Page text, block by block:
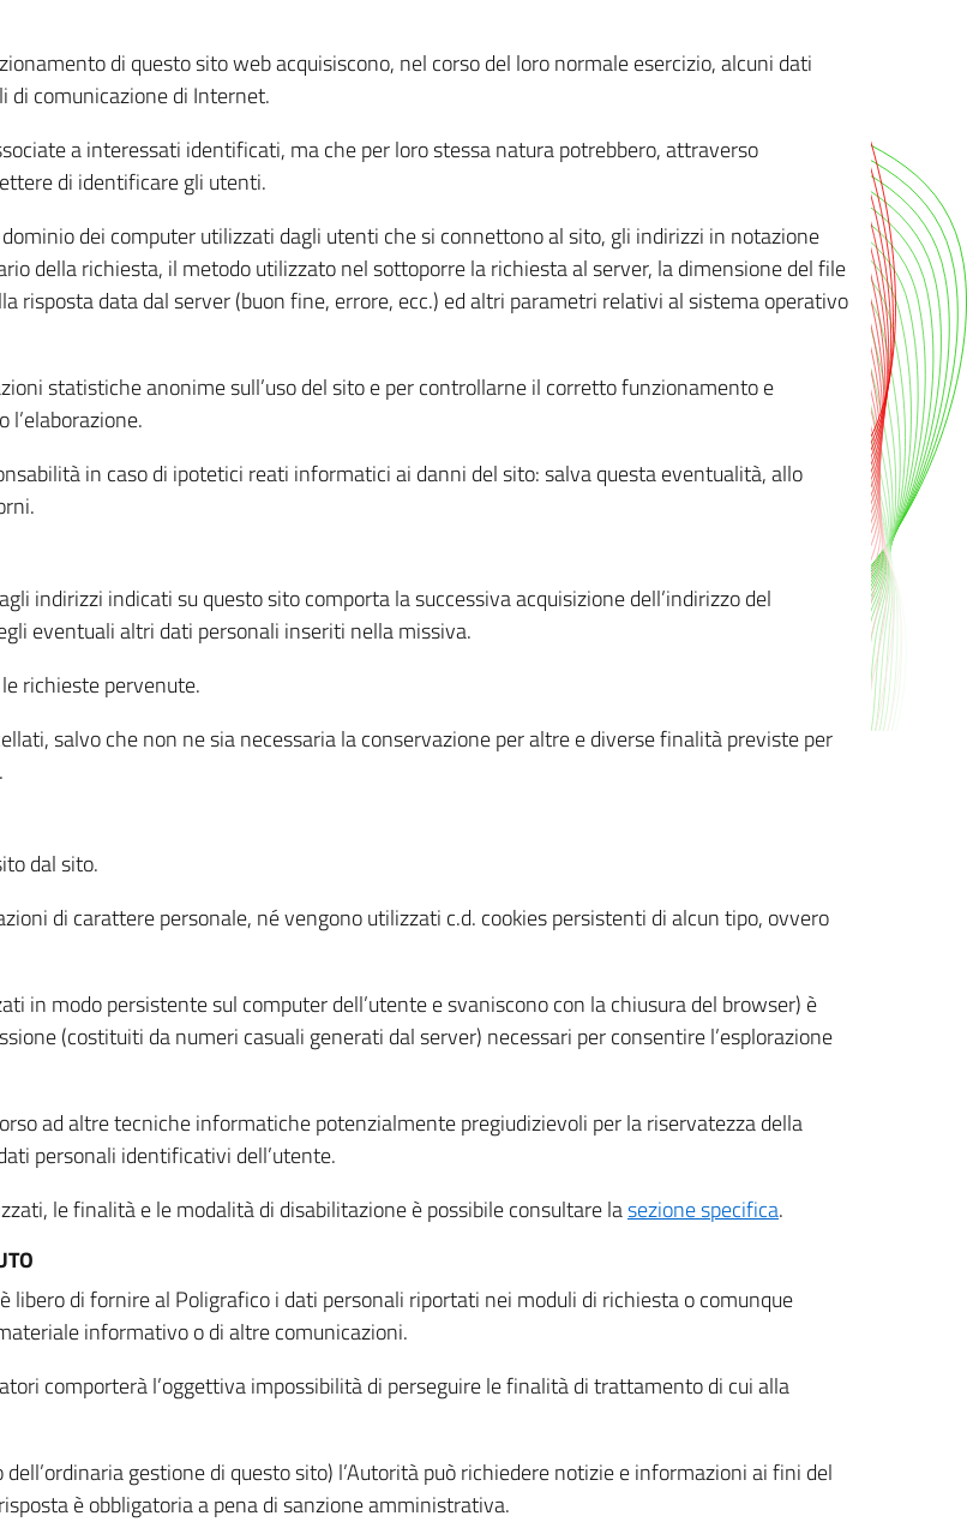
di questo sito web acquisiscono, nel corso del loro normale esercizio, alcuni dati
di comunicazione di Internet.
a interessati identificati, ma che per loro stessa natura potrebbero, attraverso
di identificare gli utenti.
dei computer utilizzati dagli utenti che si connettono al sito, gli indirizzi in notazione
della richiesta, il metodo utilizzato nel sottoporre la richiesta al server, la dimensione del file
risposta data dal server (buon fine, errore, ecc.) ed altri parametri relativi al sistema operativo
statistiche anonime sull’uso del sito e per controllarne il corretto funzionamento e
in caso di ipotetici reati informatici ai danni del sito: salva questa eventualità, allo
indirizzi indicati su questo sito comporta la successiva acquisizione dell’indirizzo del
eventuali altri dati personali inseriti nella missiva.
richieste pervenute.
salvo che non ne sia necessaria la conservazione per altre e diverse finalità previste per
dal sito.
di carattere personale, né vengono utilizzati c.d. cookies persistenti di alcun tipo, ovvero
in modo persistente sul computer dell’utente e svaniscono con la chiusura del browser) è
(costituiti da numeri casuali generati dal server) necessari per consentire l’esplorazione
ad altre tecniche informatiche potenzialmente pregiudizievoli per la riservatezza della
personali identificativi dell’utente.
le finalità e le modalità di disabilitazione è possibile consultare lasezione specifica.
libero di fornire al Poligrafico i dati personali riportati nei moduli di richiesta o comunque
informativo o di altre comunicazioni.
comporterà l’oggettiva impossibilità di perseguire le finalità di trattamento di cui alla
gestione di questo sito) l’Autorità può richiedere notizie e informazioni ai fini del
è obbligatoria a pena di sanzione amministrativa.